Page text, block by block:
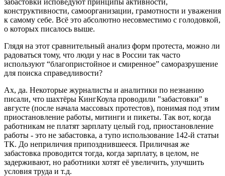
конструктивности, самоорганизации, грамотности и уважения
к самому себе. Всё это абсолютно несовместимо с голодовкой,
о которых писалось выше.
Глядя на этот сравнительный анализ форм протеста, можно ли
радоваться тому, что люди у нас в России так часто
используют “благопристойное и смиренное” саморазрушение
для поиска справедливости?
Ах, да. Некоторые журналисты и аналитики по незнанию
писали, что шахтёры КингКоула проводили "забастовки" в
августе (после начала массовых протестов), понимая под этим
приостановление работы, митинги и пикеты. Так вот, когда
работникам не платят зарплату целый год, приостановление
работы - это не забастовка, а тупо использование 142-й статьи
ТК. До неприличия припозднившееся. Приличная же
забастовка проводится тогда, когда зарплату, в целом, не
задерживают, но работники хотят её увеличить, улучшить
условия труда и т.д.